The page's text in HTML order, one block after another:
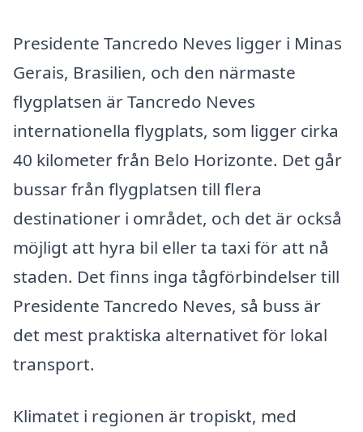
Presidente Tancredo Neves ligger i Minas
Gerais, Brasilien, och den närmaste
flygplatsen är Tancredo Neves
internationella flygplats, som ligger cirka
40 kilometer från Belo Horizonte. Det går
bussar från flygplatsen till flera
destinationer i området, och det är också
möjligt att hyra bil eller ta taxi för att nå
staden. Det finns inga tågförbindelser till
Presidente Tancredo Neves, så buss är
det mest praktiska alternativet för lokal
transport.
Klimatet i regionen är tropiskt, med